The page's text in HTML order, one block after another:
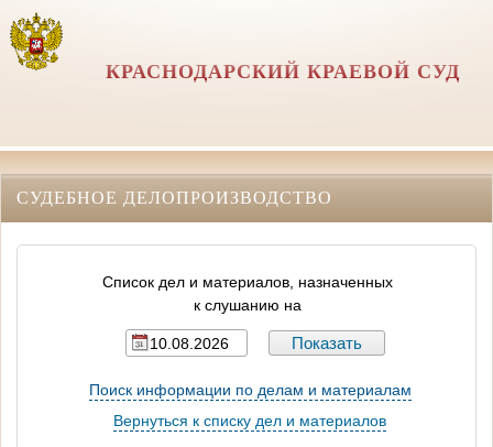
КРАСНОДАРСКИЙ КРАЕВОЙ СУД
СУДЕБНОЕ ДЕЛОПРОИЗВОДСТВО
Список дел и материалов, назначенных
к слушанию на
Поиск информации по делам и материалам
Вернуться к списку дел и материалов